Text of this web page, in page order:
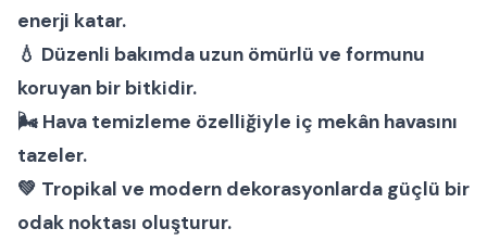
enerji katar.
💧 Düzenli bakımda uzun ömürlü ve formunu
koruyan bir bitkidir.
🌬 Hava temizleme özelliğiyle iç mekân havasını
tazeler.
💚 Tropikal ve modern dekorasyonlarda güçlü bir
odak noktası oluşturur.